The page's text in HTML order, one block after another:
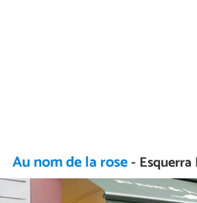
Au nom de la rose-